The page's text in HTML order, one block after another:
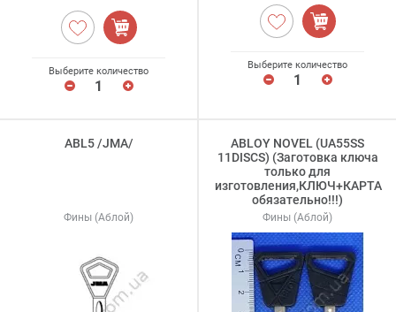
Выберите количество
Выберите количество
ABL5 /JMA/
Фины (Аблой)
ABLOY NOVEL (UA55SS
11DISCS) (Заготовка ключа
только для
изготовления,КЛЮЧ+КАРТА
обязательно!!!)
Фины (Аблой)